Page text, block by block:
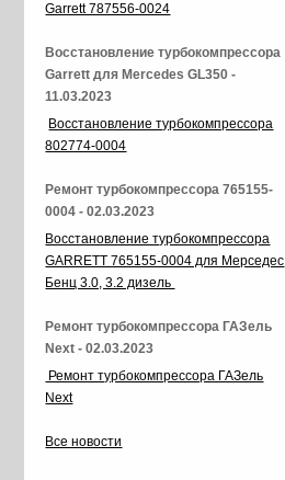
Garrett 787556-0024
Восстановление турбокомпрессора
Garrett для Mercedes GL350 -
11.03.2023
Восстановление турбокомпрессора
802774-0004
Ремонт турбокомпрессора 765155-
0004 - 02.03.2023
Восстановление турбокомпрессора
GARRETT 765155-0004 для Мерседес
Бенц 3.0, 3.2 дизель
Ремонт турбокомпрессора ГАЗель
Next - 02.03.2023
Ремонт турбокомпрессора ГАЗель
Next
Все новости